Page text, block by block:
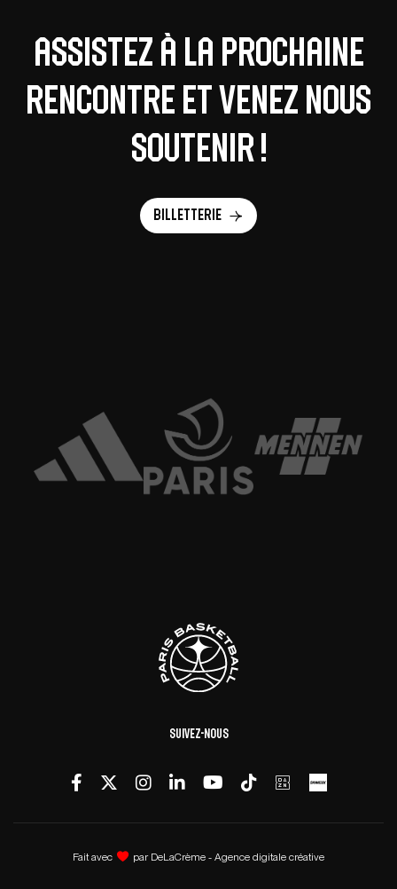
Assistez à la prochaine
rencontre et venez nous
soutenir !
Billetterie
Suivez-nous
Fait avec par DeLaCrème - Agence digitale créative